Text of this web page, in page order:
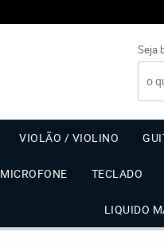
Seja
VIOLÃO / VIOLINO
MICROFONE TECLADO
LIQUIDO